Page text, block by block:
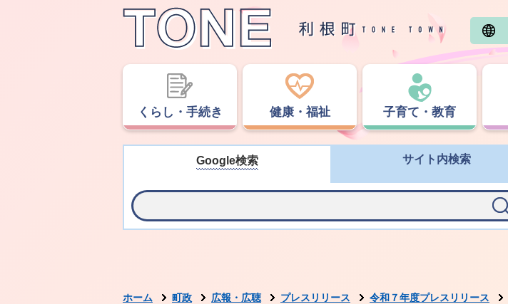
くらし・手続き 健康・福祉 子育て・教育
Google検索 サイト内検索
ホーム 町政 広報・広聴 プレスリリース 令和７年度プレスリリース